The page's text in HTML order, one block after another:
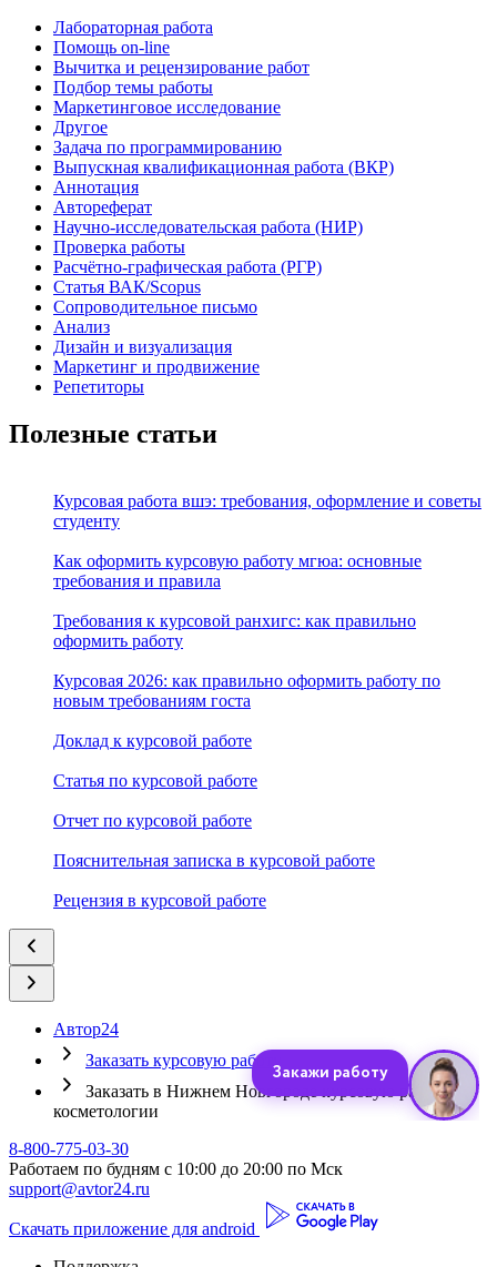
Лабораторная работа
Помощь on-line
Вычитка и рецензирование работ
Подбор темы работы
Маркетинговое исследование
Другое
Задача по программированию
Выпускная квалификационная работа (ВКР)
Аннотация
Автореферат
Научно-исследовательская работа (НИР)
Проверка работы
Расчётно-графическая работа (РГР)
Статья ВАК/Scopus
Сопроводительное письмо
Анализ
Дизайн и визуализация
Маркетинг и продвижение
Репетиторы
Полезные статьи
Курсовая работа вшэ: требования, оформление и советы
студенту
Как оформить курсовую работу мгюа: основные
требования и правила
Требования к курсовой ранхигс: как правильно
оформить работу
Курсовая 2026: как правильно оформить работу по
новым требованиям госта
Доклад к курсовой работе
Статья по курсовой работе
Отчет по курсовой работе
Пояснительная записка в курсовой работе
Рецензия в курсовой работе
Автор24
Заказать курсовую работу
Заказать в Нижнем Новгороде курсовую работу по
косметологии
8-800-775-03-30
Работаем по будням с 10:00 до 20:00 по Мск
support@avtor24.ru
Скачать приложение для android